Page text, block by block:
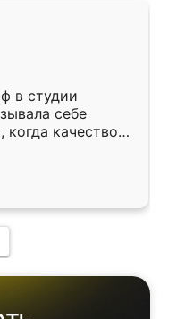
в студии
себе
когда качеством
уже почти